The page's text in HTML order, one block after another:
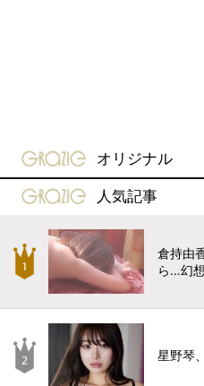
gravure-grazie
オリジナル
gravure-grazie
人気記事
倉持由
ら…幻
星野琴